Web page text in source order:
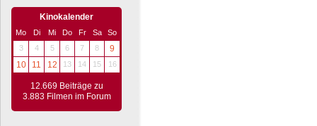
Kinokalender
Mo Di Mi Do Fr Sa
So
3
4 5 6 7 8
9
10
11 12 13 14 15 16
12.669 Beiträge zu
3.883 Filmen im Forum